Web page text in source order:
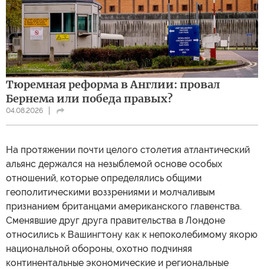
Тюремная реформа в Англии: провал
Бернема или победа правых?
04.08.2026
На протяжении почти целого столетия атлантический
альянс держался на незыблемой основе особых
отношений, которые определялись общими
геополитическими воззрениями и молчаливым
признанием британцами американского главенства.
Сменявшие друг друга правительства в Лондоне
относились к Вашингтону как к непоколебимому якорю
национальной обороны, охотно подчиняя
континентальные экономические и региональные